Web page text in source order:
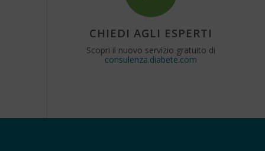
CHIEDI AGLI ESPERTI
Scopri il nuovo servizio gratuito di
consulenza.diabete.com